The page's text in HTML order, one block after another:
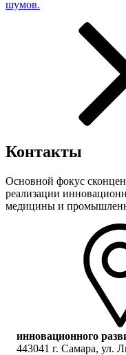
шумов.
Контакты
Основной фокус
реализации
медицины и
инновационного
443041 г. Самара, ул.